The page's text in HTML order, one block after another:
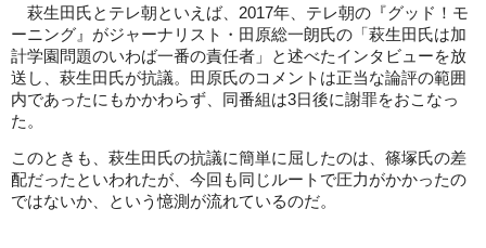
萩生田氏とテレ朝といえば、2017年、テレ朝の『グッド！モ
ーニング』がジャーナリスト・田原総一朗氏の「萩生田氏は加
計学園問題のいわば一番の責任者」と述べたインタビューを放
送し、萩生田氏が抗議。田原氏のコメントは正当な論評の範囲
内であったにもかかわらず、同番組は3日後に謝罪をおこなっ
た。
このときも、萩生田氏の抗議に簡単に屈したのは、篠塚氏の差
配だったといわれたが、今回も同じルートで圧力がかかったの
ではないか、という憶測が流れているのだ。